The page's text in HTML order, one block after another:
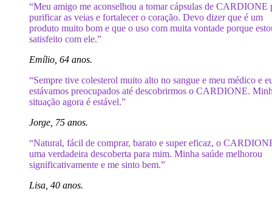
“Meu amigo me aconselhou a tomar cápsulas de CARDIONE
purificar as veias e fortalecer o coração. Devo dizer que é um
produto muito bom e que o uso com muita vontade porque
satisfeito com ele.”
Emílio, 64 anos.
“Sempre tive colesterol muito alto no sangue e meu médico e
estávamos preocupados até descobrirmos o CARDIONE.
situação agora é estável.”
Jorge, 75 anos.
“Natural, fácil de comprar, barato e super eficaz, o
uma verdadeira descoberta para mim. Minha saúde melhorou
significativamente e me sinto bem.”
Lisa, 40 anos.